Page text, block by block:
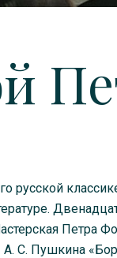
Петра
С. Пушкина